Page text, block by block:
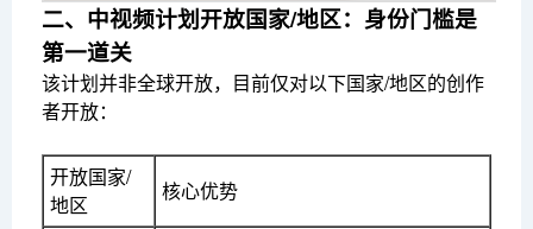
二、中视频计划开放国家/地区：身份门槛是
第一道关
该计划并非全球开放，目前仅对以下国家/地区的创作
者开放：
开放国家/
地区
核心优势